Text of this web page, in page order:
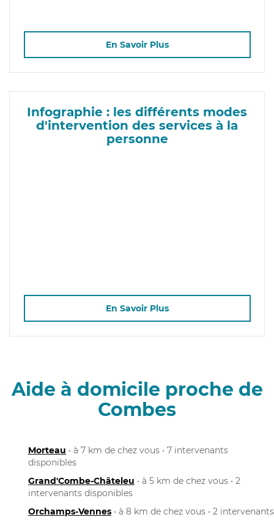
En Savoir Plus
Infographie : les différents modes
d'intervention des services à la
personne
En Savoir Plus
Aide à domicile proche de
Combes
Morteau • à 7 km de chez vous • 7 intervenants
disponibles
Grand'Combe-Châteleu • à 5 km de chez vous • 2
intervenants disponibles
Orchamps-Vennes • à 8 km de chez vous • 2 intervenants